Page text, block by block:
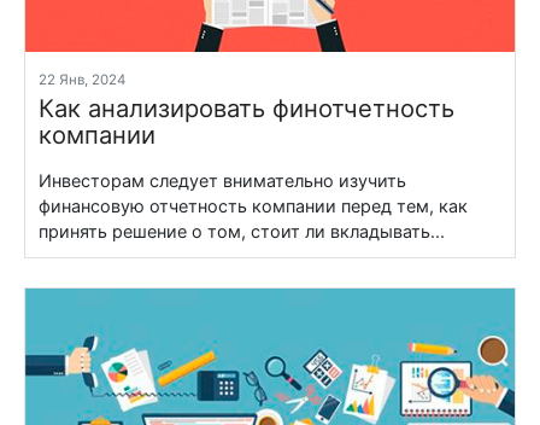
22 Янв, 2024
Как анализировать финотчетность
компании
Инвесторам следует внимательно изучить
финансовую отчетность компании перед тем, как
принять решение о том, стоит ли вкладывать...